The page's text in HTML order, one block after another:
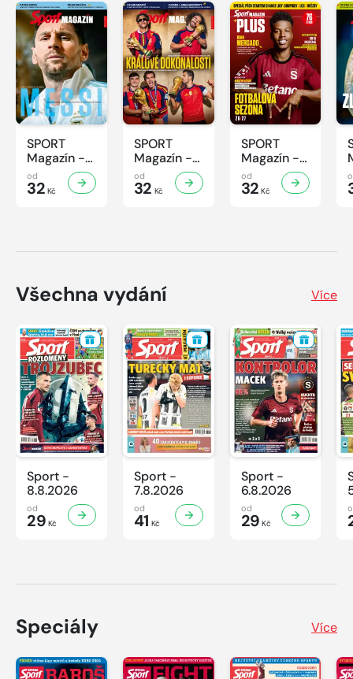
SPORT
Magazín -
32/2026
od
32 Kč
SPORT
Magazín -
31/2026
od
32 Kč
SPORT
Magazín -
30/2026
od
32 Kč
Všechna vydání Více
Sport -
8.8.2026
od
29 Kč
Sport -
7.8.2026
od
41 Kč
Sport -
6.8.2026
od
29 Kč
Speciály Více